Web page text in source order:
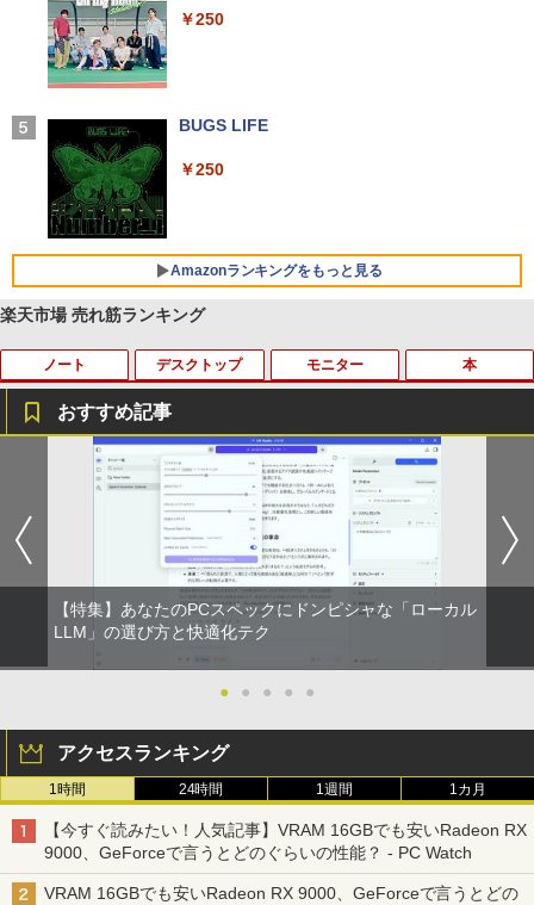
軽量 ブルートゥースHi-Fi 最大36時間再生 ぶ
リング ANC 36時間再生
￥3,480
￥250
BUGS LIFE
￥250
Amazonランキングをもっと見る
by Amazon 天然水 ラベルレス 500ml ×24本
富士山の天然水 バナジウム含有 水 ミネラル
ットル (Smart Basic)
￥1,380
【Amazon.co.jp限定】 い・ろ・は・す 2L P
ET ラベルレス ×8本
￥1,112
by Amazon 天然水ラベルレス 2L×9本
￥1,117
by Amazon 炭酸水 ラベルレス 500ml ×24本
強炭酸水 ペットボトル 500ミリリットル (Sm
art Basic)
薬屋のひとりごと 17巻 (デジタル版ビッグガ
ンガンコミックス)
￥770
異世界居酒屋「のぶ」(22) (角川コミックス・
エース)
￥832
ONE PIECE モノクロ版 115 (ジャンプコミッ
クスDIGITAL)
￥594
HUNTER×HUNTER モノクロ版 39 (ジャンプ
コミックスDIGITAL)
￥572
楽天市場 売れ筋ランキング
ノート
中古パソコン | Dell | Latitude 3590 | Wi
ndows11 | ノートPC | 一年保証 | 第8世
代 | Core i5 8250U 1.6(〜最大3.4)GHz |
MEM:8GB | SSD:256GB(新品) | 光学ド
ライブ:非搭載 | 無線LAN:あり | Webカ
メラ内蔵 | テンキー | Win11Pro64Bit | A
Cアダプター付属
￥18,000
SSD搭載 Core i5 7200U Windows11 Ho
me Wi-Fi 長期保証 [95023]
￥18,600
3
【超軽量2in1 タッチパネル】中古 ノー
デスクトップ
【★最大100%ポイント】おまかせ 中古
パソコン Windows XP Celeron or Core
2 メモリ 4GB HDD 250GB DVDドライブ
搭載 リフレッシュPC デスクトップ 中古
安心保証 初期設定不要
￥9,980
2
【中古】純正ATI Apple Radeon HD 577
0 1GB ビデオカード Mac Pro デスクト
￥15,007
3
Windows11 中古パソコン EPSON エプ
ソン Endeavor ST20E Celeron N3160
メモリ8GB HDD500GB 18.5インチ ディ
モニター
【おまかせ】モニター 23インチ 1920x1
080 フルHD HDMI PCモニター 中古ディ
スプレイ
￥6,600
【500円クーポン＋ポイント最大31.5%還
D 1920×1080 1080P Fast IPS パネル 非
光沢 1000:1 高コントラスト 超軽量 600
5/Switch/PC/スマホ対応
￥8,490
アイ・オー・データ機器 ワイド液晶ディ
スプレイ 23.8型/LCD-A241DB
本
オレンジページ 2026 10/17号増刊＜グレ
ー＞ [雑誌]
￥1,689
送料無料【中古】剣客商売 1〜54巻 まで
ち リイド社（青年コミック）
3
【特典】GIANNA HOMMES ISSUE05 co
ver 山中柔太朗(B4サイズ両面ピンナッ
プ)
￥2,200
おすすめ記事
【特集】あなたのPCスペックにドンピシャな「ローカル
LLM」の選び方と快適化テク
● ● ● ● ●
アクセスランキング
1時間 24時間 1週間 1カ月
【今すぐ読みたい！人気記事】VRAM 16GBでも安いRadeon RX
9000、GeForceで言うとどのぐらいの性能？ - PC Watch
VRAM 16GBでも安いRadeon RX 9000、GeForceで言うとどの